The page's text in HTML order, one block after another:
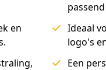
en
Ideaal
logo's
Een